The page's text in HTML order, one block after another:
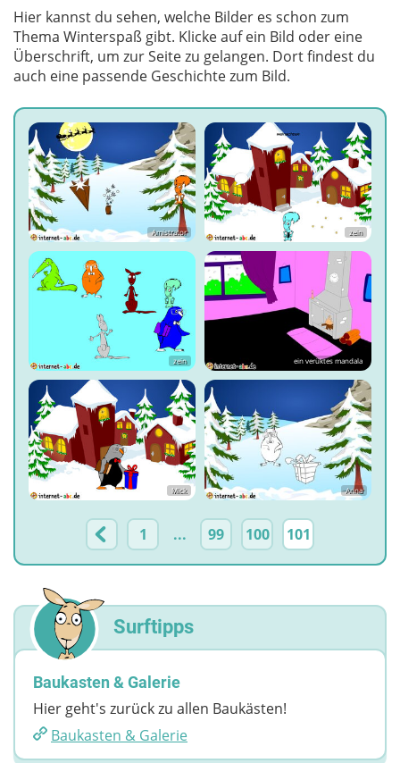
Hier kannst du sehen, welche Bilder es schon zum
Thema Winterspaß gibt. Klicke auf ein Bild oder eine
Überschrift, um zur Seite zu gelangen. Dort findest du
auch eine passende Geschichte zum Bild.
Amistrator zein
zein ein verüktes mandala
Mick Anna
1 ... 99 100 101
Surftipps
Baukasten & Galerie
Hier geht's zurück zu allen Baukästen!
Baukasten & Galerie